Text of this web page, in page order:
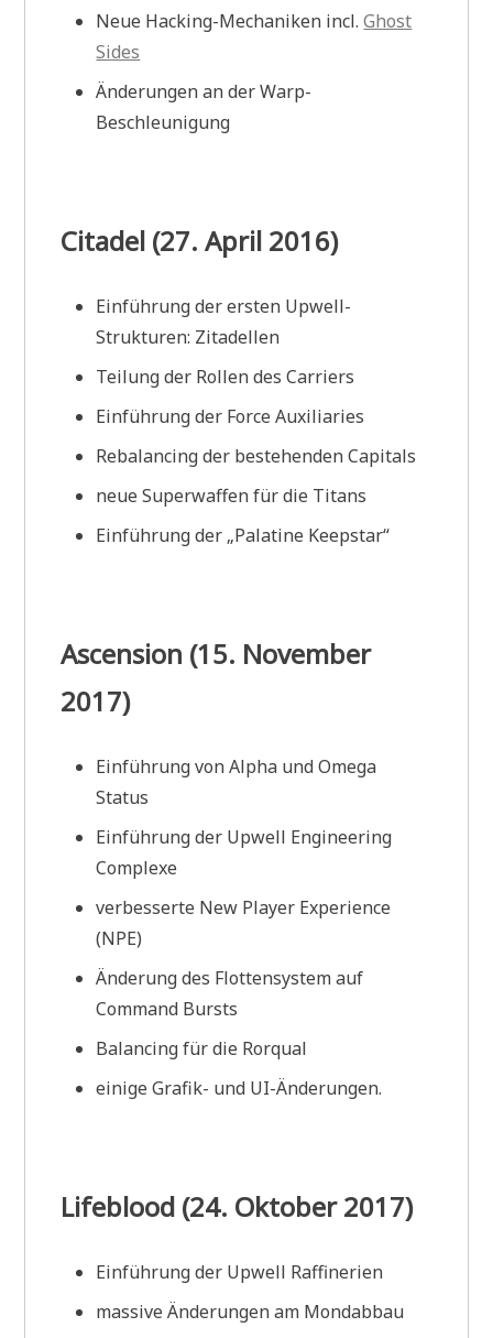
Neue Hacking-Mechaniken incl.Ghost
Sides
Änderungen an der Warp-
Beschleunigung
Citadel (27. April 2016)
Einführung der ersten Upwell-
Strukturen: Zitadellen
Teilung der Rollen des Carriers
Einführung der Force Auxiliaries
Rebalancing der bestehenden Capitals
neue Superwaffen für die Titans
Einführung der „Palatine Keepstar“
Ascension (15. November
2017)
Einführung von Alpha und Omega
Status
Einführung der Upwell Engineering
Complexe
verbesserte New Player Experience
(NPE)
Änderung des Flottensystem auf
Command Bursts
Balancing für die Rorqual
einige Grafik- und UI-Änderungen.
Lifeblood (24. Oktober 2017)
Einführung der Upwell Raffinerien
massive Änderungen am Mondabbau